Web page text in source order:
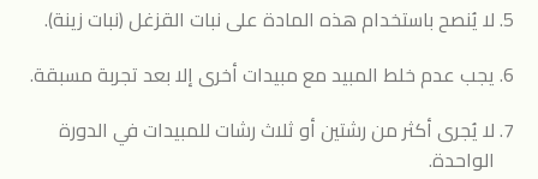
لا يُنصح باستخدام هذه المادة على نبات القزغل (نبات زينة).
يجب عدم خلط المبيد مع مبيدات أخرى إلا بعد تجربة مسبقة.
لا يُجرى أكثر من رشتين أو ثلاث رشات للمبيدات في الدورة
الواحدة.